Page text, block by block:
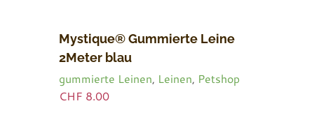
Mystique® Gummierte Leine
2Meter blau
gummierte Leinen, Leinen, Petshop
CHF 8.00